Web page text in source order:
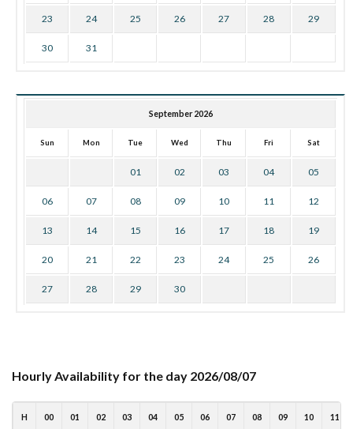
23 24 25 26 27 28 29
30 31
September 2026
Sun Mon Tue Wed Thu Fri Sat
01 02 03 04 05
06 07 08 09 10 11 12
13 14 15 16 17 18 19
20 21 22 23 24 25 26
27 28 29 30
Hourly Availability for the day 2026/08/07
H 00 01 02 03 04 05 06 07 08 09 10 11